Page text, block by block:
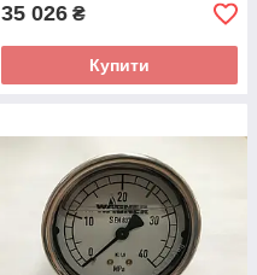
35 026 ₴
Купити